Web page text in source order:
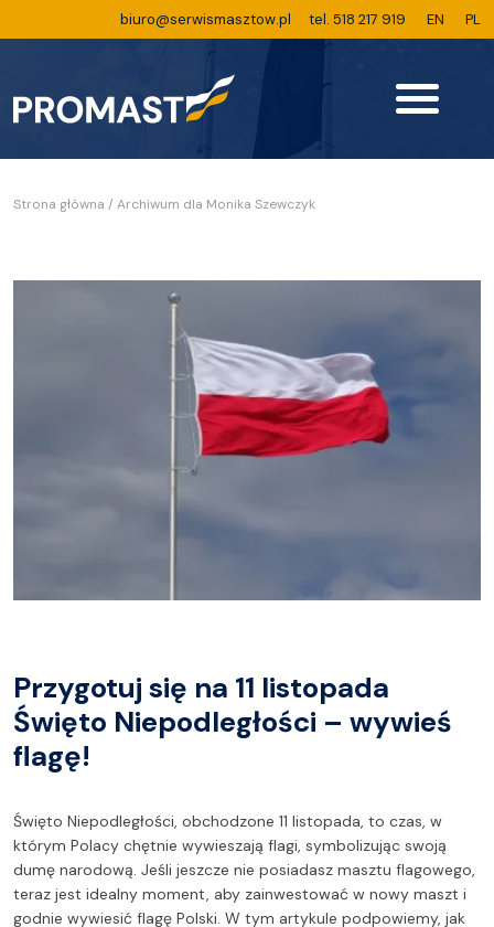
biuro@serwismasztow.pl tel. 518 217 919 EN PL
Strona główna / Archiwum dla Monika Szewczyk
Przygotuj się na 11 listopada
Święto Niepodległości – wywieś
flagę!
Święto Niepodległości, obchodzone 11 listopada, to czas, w
którym Polacy chętnie wywieszają flagi, symbolizując swoją
dumę narodową. Jeśli jeszcze nie posiadasz masztu flagowego,
teraz jest idealny moment, aby zainwestować w nowy maszt i
godnie wywiesić flagę Polski. W tym artykule podpowiemy, jak